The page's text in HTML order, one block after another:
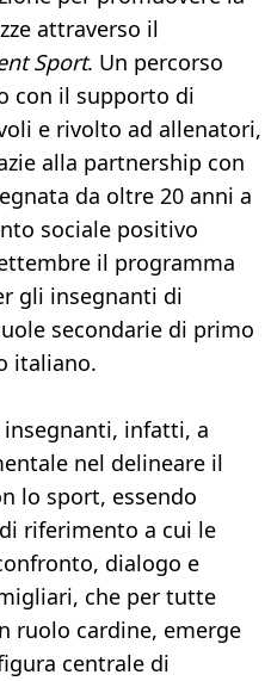
attraverso il
Sport. Un percorso
con il supporto di
e rivolto ad allenatori,
alla partnership con
da oltre 20 anni a
sociale positivo
il programma
gli insegnanti di
secondarie di primo
italiano.
infatti, a
nel delineare il
lo sport, essendo
riferimento a cui le
dialogo e
che per tutte
ruolo cardine, emerge
centrale di